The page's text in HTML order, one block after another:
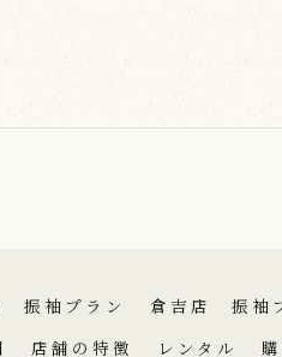
振袖プラン
倉吉店 振袖
店舗の特徴 レンタル